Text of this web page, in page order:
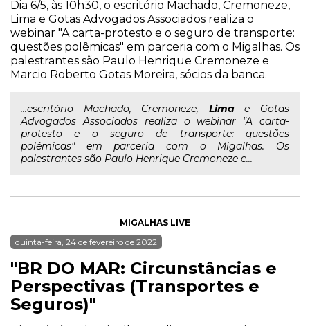
Dia 6/5, às 10h30, o escritório Machado, Cremoneze,
Lima e Gotas Advogados Associados realiza o
webinar "A carta-protesto e o seguro de transporte:
questões polêmicas" em parceria com o Migalhas. Os
palestrantes são Paulo Henrique Cremoneze e
Marcio Roberto Gotas Moreira, sócios da banca.
...escritório Machado, Cremoneze, Limae Gotas
Advogados Associados realiza o webinar "A carta-
protesto e o seguro de transporte: questões
polêmicas" em parceria com o Migalhas. Os
palestrantes são Paulo Henrique Cremoneze e...
MIGALHAS LIVE
quinta-feira, 24 de fevereiro de 2022
"BR DO MAR: Circunstâncias e
Perspectivas (Transportes e
Seguros)"